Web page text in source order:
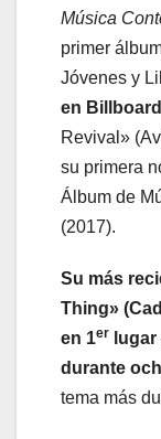
Música
primer
Jóvenes y
en
Revival»
su primera
Álbum de
(2017).
Su más
Thing»
en 1er
durante
tema más